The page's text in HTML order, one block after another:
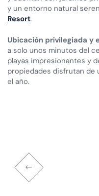
y un entorno natural
Resort.
Ubicación privilegiada y
a solo unos minutos del
playas impresionantes y
propiedades disfrutan de
el año.